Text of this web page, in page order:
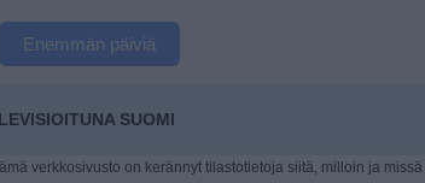
Enemmän päiviä
SUOMI
verkkosivusto on kerännyt tilastotietoja siitä, milloin ja missä